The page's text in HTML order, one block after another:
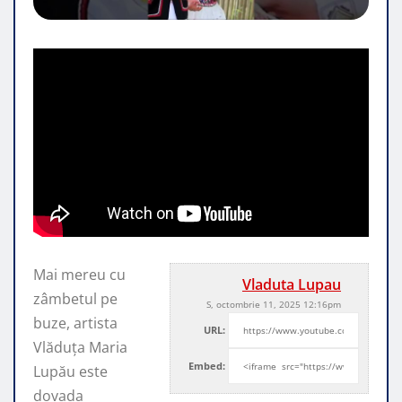
Vladuta Lupau
S, octombrie 11, 2025 12:16pm
URL:
Embed:
Mai mereu cu
zâmbetul pe
buze, artista
Vlăduța Maria
Lupău este
dovada